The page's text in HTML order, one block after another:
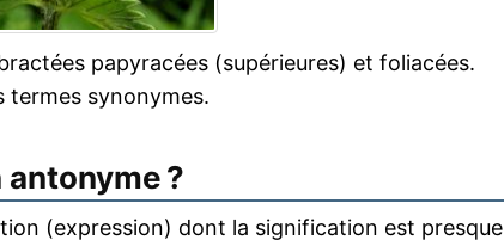
papyracées (supérieures) et foliacées.
termes synonymes.
?
(expression) dont la signification est presque